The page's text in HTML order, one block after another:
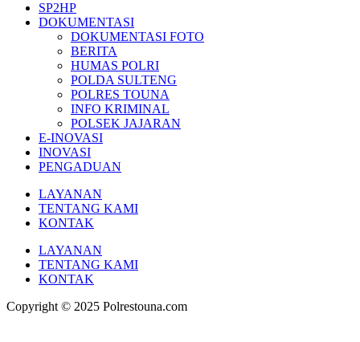
SP2HP
DOKUMENTASI
DOKUMENTASI FOTO
BERITA
HUMAS POLRI
POLDA SULTENG
POLRES TOUNA
INFO KRIMINAL
POLSEK JAJARAN
E-INOVASI
INOVASI
PENGADUAN
LAYANAN
TENTANG KAMI
KONTAK
LAYANAN
TENTANG KAMI
KONTAK
Copyright © 2025 Polrestouna.com